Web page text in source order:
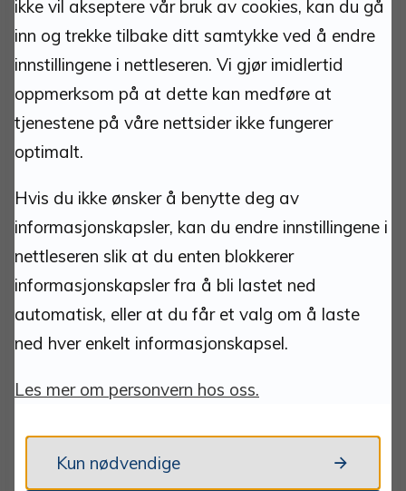
Tlf: 62 48 50 00 man-fre 10.00-15.00.
Teknisk vakttelefon
911 25 533
Om nettstedet:
Ansvarlig redaktør:
Ass. Kommunedirektør
Amund Aarvelta
Personvernombud:Ole Petter Lindsø
Personvernerklæring
Informasjonskapsler
ikke vil akseptere vår bruk av cookies, kan du gå
inn og trekke tilbake ditt samtykke ved å endre
innstillingene i nettleseren. Vi gjør imidlertid
oppmerksom på at dette kan medføre at
tjenestene på våre nettsider ikke fungerer
optimalt.
Hvis du ikke ønsker å benytte deg av
informasjonskapsler, kan du endre innstillingene i
nettleseren slik at du enten blokkerer
informasjonskapsler fra å bli lastet ned
automatisk, eller at du får et valg om å laste
ned hver enkelt informasjonskapsel.
Les mer om personvern hos oss.
Kun nødvendige